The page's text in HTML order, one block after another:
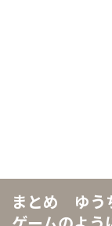
まとめ ゆう